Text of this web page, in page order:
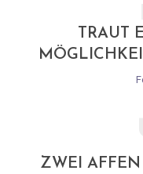
TRAUT
ZWEI